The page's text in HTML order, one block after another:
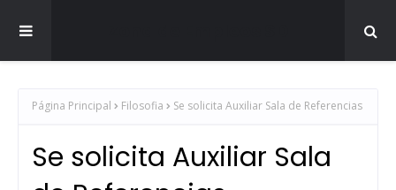
Página Principal Filosofia Se solicita Auxiliar Sala de Referencias
Se solicita Auxiliar Sala